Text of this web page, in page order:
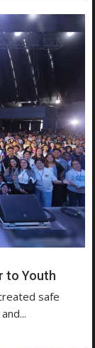
to Youth
safe